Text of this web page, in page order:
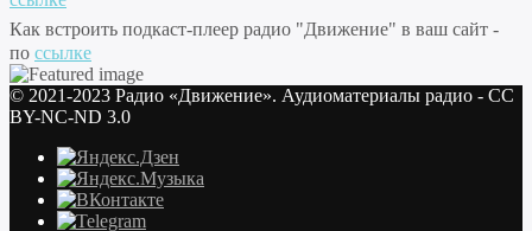
Как встроить подкаст-плеер радио "Движение" в ваш сайт -
по ссылке
© 2021-2023 Радио «Движение». Аудиоматериалы радио - CC
BY-NC-ND 3.0